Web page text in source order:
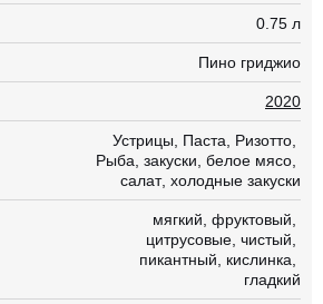
0.75 л
Пино гриджио
2020
Устрицы Паста
Ризотто
Рыба закуски белое мясо
салат холодные закуски
мягкий фруктовый
цитрусовые чистый
пикантный
кислинка
гладкий